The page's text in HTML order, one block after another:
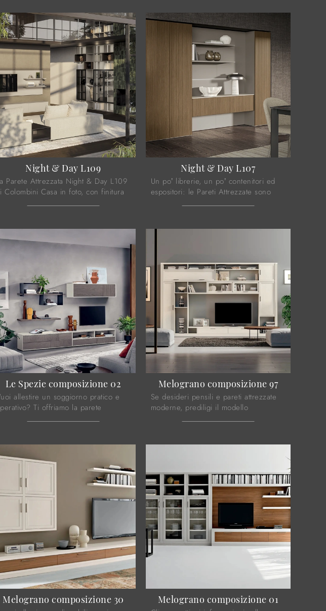
Night & Day L109
Parete Attrezzata Night & Day L109
Colombini Casa in foto, con finitura
Night & Day L107
Un po’ librerie, un po’ contenitori ed
espositori: le Pareti Attrezzate sono
Le Spezie composizione 02
allestire un soggiorno pratico e
Ti offriamo la parete
Melograno composizione 97
Se desideri pensili e pareti attrezzate
moderne, prediligi il modello
Melograno composizione 30 Melograno composizione 01